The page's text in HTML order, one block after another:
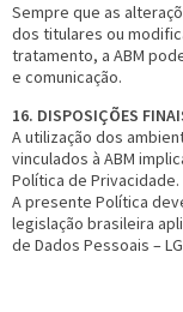
Sempre que as
dos titulares ou
tratamento, a ABM
e comunicação.
16. DISPOSIÇÕES
A utilização dos
vinculados à ABM
Política de Privacidade.
A presente Política
legislação brasileira
de Dados Pessoais –